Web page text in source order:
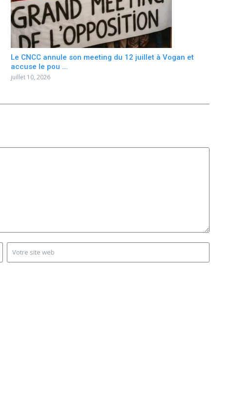
Le CNCC annule son meeting du 12 juillet à Vogan et
accuse le pou ...
juillet 10, 2026